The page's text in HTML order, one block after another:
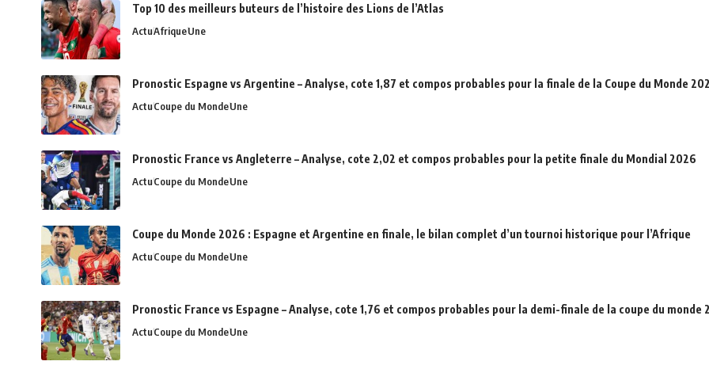
Top 10 des meilleurs buteurs de l’histoire des Lions de l’Atlas
ActuAfriqueUne
Pronostic Espagne vs Argentine – Analyse, cote 1,87 et compos probables pour la finale de la Coupe du Monde
ActuCoupe du MondeUne
Pronostic France vs Angleterre – Analyse, cote 2,02 et compos probables pour la petite finale du Mondial 2026
ActuCoupe du MondeUne
Coupe du Monde 2026 : Espagne et Argentine en finale, le bilan complet d’un tournoi historique pour l’Afrique
ActuCoupe du MondeUne
Pronostic France vs Espagne – Analyse, cote 1,76 et compos probables pour la demi-finale de la coupe du monde
ActuCoupe du MondeUne